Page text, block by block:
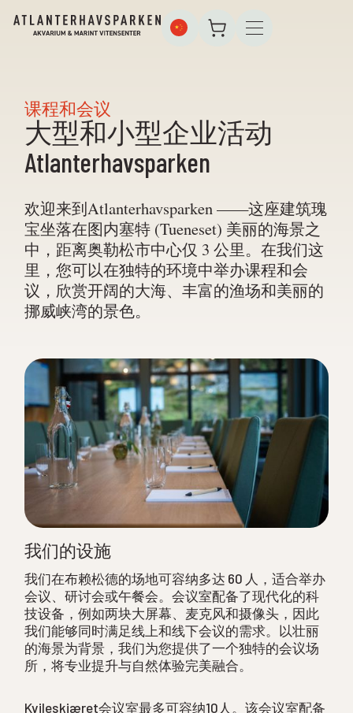
课程和会议
大型和小型企业活动
Atlanterhavsparken
欢迎来到Atlanterhavsparken ——这座建筑瑰
宝坐落在图内塞特 (Tueneset) 美丽的海景之
中，距离奥勒松市中心仅 3 公里。在我们这
里，您可以在独特的环境中举办课程和会
议，欣赏开阔的大海、丰富的渔场和美丽的
挪威峡湾的景色。
我们的设施
我们在布赖松德的场地可容纳多达 60 人，适合举办
会议、研讨会或午餐会。会议室配备了现代化的科
技设备，例如两块大屏幕、麦克风和摄像头，因此
我们能够同时满足线上和线下会议的需求。以壮丽
的海景为背景，我们为您提供了一个独特的会议场
所，将专业提升与自然体验完美融合。
Kvileskjæret会议室最多可容纳10人。该会议室配备